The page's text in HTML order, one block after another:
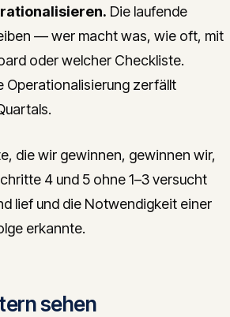
Die laufende
— wer macht was, wie oft, mit
oder welcher Checkliste.
Operationalisierung zerfällt
die wir gewinnen, gewinnen wir,
4 und 5 ohne 1–3 versucht
lief und die Notwendigkeit einer
erkannte.
sehen